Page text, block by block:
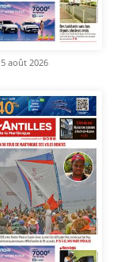
5 août 2026